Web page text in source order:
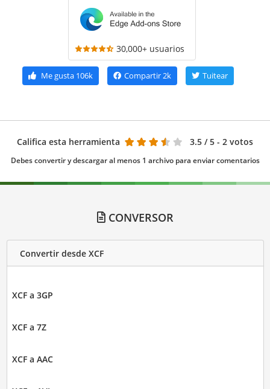
30,000+ usuarios
Me gusta106k Compartir2k Tuitear
Califica esta herramienta 3.5 / 5 - 2 votos
Debes convertir y descargar al menos 1 archivo para enviar comentarios
CONVERSOR
Convertir desde XCF
XCF a 3GP
XCF a 7Z
XCF a AAC